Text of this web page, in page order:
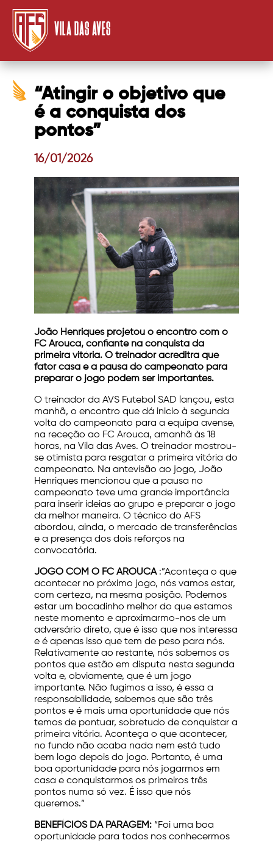
VILA DAS AVES
“Atingir o objetivo que
é a conquista dos
pontos”
16/01/2026
João Henriques projetou o encontro com o
FC Arouca, confiante na conquista da
primeira vitória. O treinador acreditra que
fator casa e a pausa do campeonato para
preparar o jogo podem ser importantes.
O treinador da AVS Futebol SAD lançou, esta
manhã, o encontro que dá inicio à segunda
volta do campeonato para a equipa avense,
na receção ao FC Arouca, amanhã às 18
horas, na Vila das Aves. O treinador mostrou-
se otimista para resgatar a primeira vitória do
campeonato. Na antevisão ao jogo, João
Henriques mencionou que a pausa no
campeonato teve uma grande importância
para inserir ideias ao grupo e preparar o jogo
da melhor maneira. O técnico do AFS
abordou, ainda, o mercado de transferências
e a presença dos dois reforços na
convocatória.
JOGO COM O FC AROUCA :”Aconteça o que
acontecer no próximo jogo, nós vamos estar,
com certeza, na mesma posição. Podemos
estar um bocadinho melhor do que estamos
neste momento e aproximarmo-nos de um
adversário direto, que é isso que nos interessa
e é apenas isso que tem de peso para nós.
Relativamente ao restante, nós sabemos os
pontos que estão em disputa nesta segunda
volta e, obviamente, que é um jogo
importante. Não fugimos a isso, é essa a
responsabilidade, sabemos que são três
pontos e é mais uma oportunidade que nós
temos de pontuar, sobretudo de conquistar a
primeira vitória. Aconteça o que acontecer,
no fundo não acaba nada nem está tudo
bem logo depois do jogo. Portanto, é uma
boa oportunidade para nós jogarmos em
casa e conquistarmos os primeiros três
pontos numa só vez. É isso que nós
queremos.”
BENEFÍCIOS DA PARAGEM: “Foi uma boa
oportunidade para todos nos conhecermos